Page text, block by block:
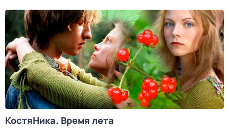
КостяНика. Время лета